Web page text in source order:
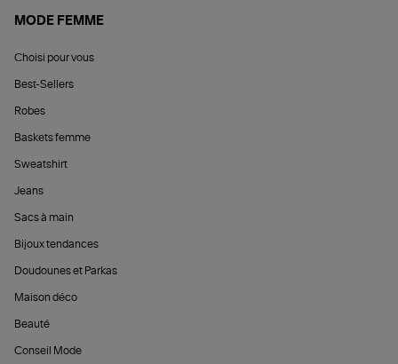
MODE FEMME
Choisi pour vous
Best-Sellers
Robes
Baskets femme
Sweatshirt
Jeans
Sacs à main
Bijoux tendances
Doudounes et Parkas
Maison déco
Beauté
Conseil Mode